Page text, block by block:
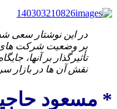
در این نوشتار سعی
بر وضعیت شرکت­ های
تأثیرگذار بر آن­ها،
نقش آن­ ها در بازار
* مسعود